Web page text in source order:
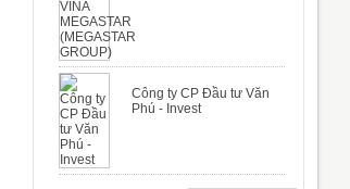
Công ty CP Đầu tư Văn
Phú - Invest